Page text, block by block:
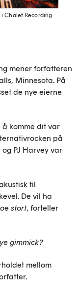
Chalet Recording
mener forfatteren
Minnesota. På
de nye eierne
å komme dit var
på
PJ Harvey var
til
De vil ha
stort, forteller
gimmick?
mellom